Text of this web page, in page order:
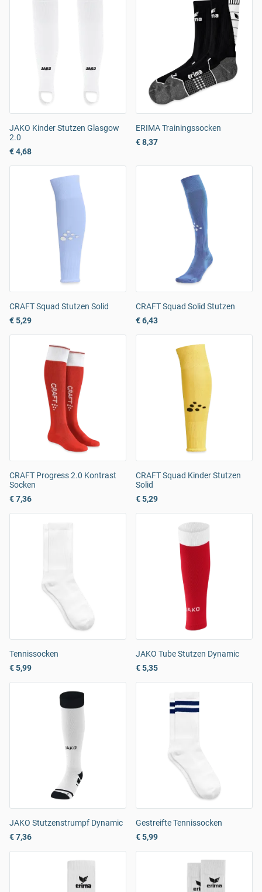
JAKO Kinder Stutzen Glasgow
2.0
€ 4,68
ERIMA Trainingssocken
€ 8,37
CRAFT Squad Stutzen Solid
€ 5,29
CRAFT Squad Solid Stutzen
€ 6,43
CRAFT Progress 2.0 Kontrast
Socken
€ 7,36
CRAFT Squad Kinder Stutzen
Solid
€ 5,29
Tennissocken
€ 5,99
JAKO Tube Stutzen Dynamic
€ 5,35
JAKO Stutzenstrumpf Dynamic
€ 7,36
Gestreifte Tennissocken
€ 5,99